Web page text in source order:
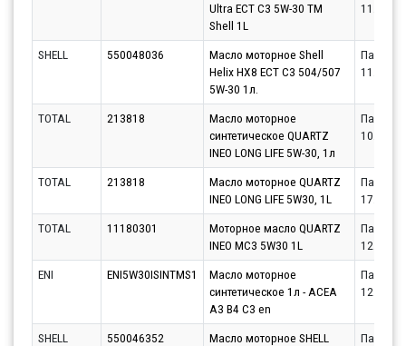
Ultra ECT C3 5W-30 TM
Shell 1L
SHELL 550048036
Масло моторное Shell
Helix HX8 ECT C3 504/507
5W-30 1л.
Партнёр
TOTAL 213818
Масло моторное
синтетическое QUARTZ
INEO LONG LIFE 5W-30, 1л
Партнёр
TOTAL 213818
Масло моторное QUARTZ
INEO LONG LIFE 5W30, 1L
Партнёр
TOTAL
11180301
Моторное масло QUARTZ
INEO MC3 5W30 1L
Партнёр
ENI
ENI5W30ISINTMS1
Масло моторное
синтетическое 1л - ACEA
A3 B4 C3 en
Партнёр
SHELL 550046352 Масло моторное SHELL Партнёр